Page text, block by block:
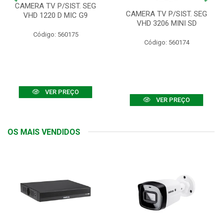
CAMERA TV P/SIST. SEG
VHD 1220 D MIC G9
Código: 560175
VER PREÇO
CAMERA TV P/SIST. SEG
VHD 3206 MINI SD
Código: 560174
VER PREÇO
OS MAIS VENDIDOS